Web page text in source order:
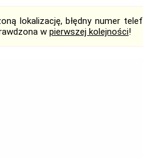
lokalizację, błędny numer
w pierwszej kolejności!